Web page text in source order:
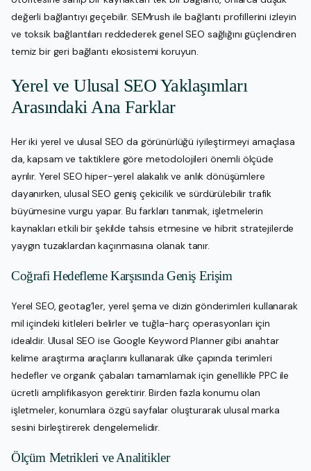
değerli bağlantıyı geçebilir. SEMrush ile bağlantı profillerini izleyin
ve toksik bağlantıları reddederek genel SEO sağlığını güçlendiren
temiz bir geri bağlantı ekosistemi koruyun.
Yerel ve Ulusal SEO Yaklaşımları
Arasındaki Ana Farklar
Her iki yerel ve ulusal SEO da görünürlüğü iyileştirmeyi amaçlasa
da, kapsam ve taktiklere göre metodolojileri önemli ölçüde
ayrılır. Yerel SEO hiper-yerel alakalık ve anlık dönüşümlere
dayanırken, ulusal SEO geniş çekicilik ve sürdürülebilir trafik
büyümesine vurgu yapar. Bu farkları tanımak, işletmelerin
kaynakları etkili bir şekilde tahsis etmesine ve hibrit stratejilerde
yaygın tuzaklardan kaçınmasına olanak tanır.
Coğrafi Hedefleme Karşısında Geniş Erişim
Yerel SEO, geotag’ler, yerel şema ve dizin gönderimleri kullanarak
mil içindeki kitleleri belirler ve tuğla-harç operasyonları için
idealdir. Ulusal SEO ise Google Keyword Planner gibi anahtar
kelime araştırma araçlarını kullanarak ülke çapında terimleri
hedefler ve organik çabaları tamamlamak için genellikle PPC ile
ücretli amplifikasyon gerektirir. Birden fazla konumu olan
işletmeler, konumlara özgü sayfalar oluşturarak ulusal marka
sesini birleştirerek dengelemelidir.
Ölçüm Metrikleri ve Analitikler